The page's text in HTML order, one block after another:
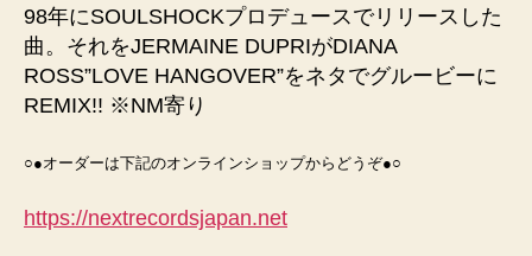
98年にSOULSHOCKプロデュースでリリースした
曲。それをJERMAINE DUPRIがDIANA
ROSS”LOVE HANGOVER”をネタでグルービーに
REMIX!! ※NM寄り
○●オーダーは下記のオンラインショップからどうぞ●○
https://nextrecordsjapan.net